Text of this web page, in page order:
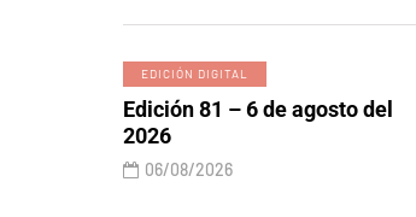
EDICIÓN DIGITAL
Edición 81 – 6 de agosto del
2026
06/08/2026